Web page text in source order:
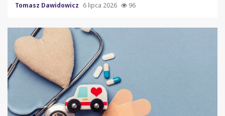
Tomasz Dawidowicz 6 lipca 2026 96